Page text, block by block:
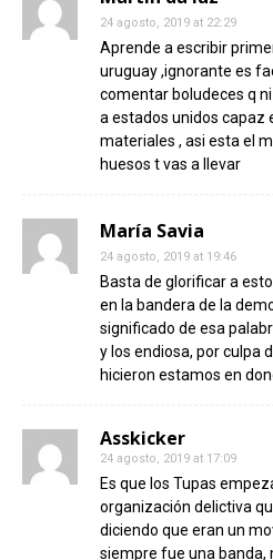
24 agosto, 2019 at 22:29
Aprende a escribir
uruguay ,ignorante es
comentar boludeces q
a estados unidos capaz
materiales , asi esta el
huesos t vas a llevar
María Savia
24 agosto, 2019 at 19:46
Basta de glorificar a
en la bandera de la
significado de esa
y los endiosa, por culpa
hicieron estamos en
Asskicker
24 agosto, 2019 at 17:09
Es que los Tupas
organización delictiva
diciendo que eran un
siempre fue una banda,